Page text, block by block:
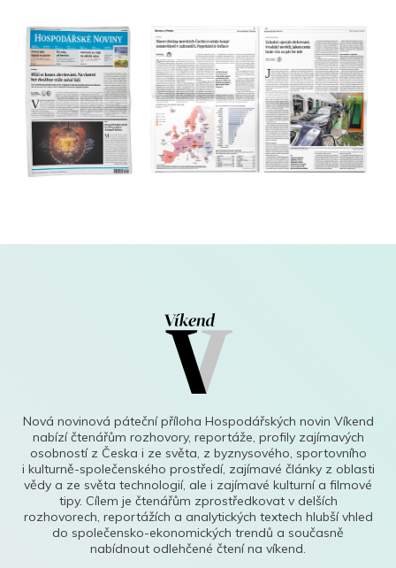
Nová novinová páteční příloha Hospodářských novin Víkend
nabízí čtenářům rozhovory, reportáže, profily zajímavých
osobností z Česka i ze světa, z byznysového, sportovního
i kulturně-společenského prostředí, zajímavé články z oblasti
vědy a ze světa technologií, ale i zajímavé kulturní a filmové
tipy. Cílem je čtenářům zprostředkovat v delších
rozhovorech, reportážích a analytických textech hlubší vhled
do společensko-ekonomických trendů a současně
nabídnout odlehčené čtení na víkend.